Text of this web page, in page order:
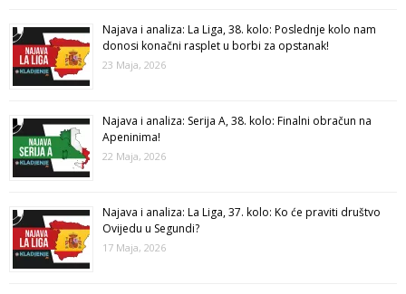
Najava i analiza: La Liga, 38. kolo: Poslednje kolo nam
donosi konačni rasplet u borbi za opstanak!
23 Maja, 2026
Najava i analiza: Serija A, 38. kolo: Finalni obračun na
Apeninima!
22 Maja, 2026
Najava i analiza: La Liga, 37. kolo: Ko će praviti društvo
Ovijedu u Segundi?
17 Maja, 2026